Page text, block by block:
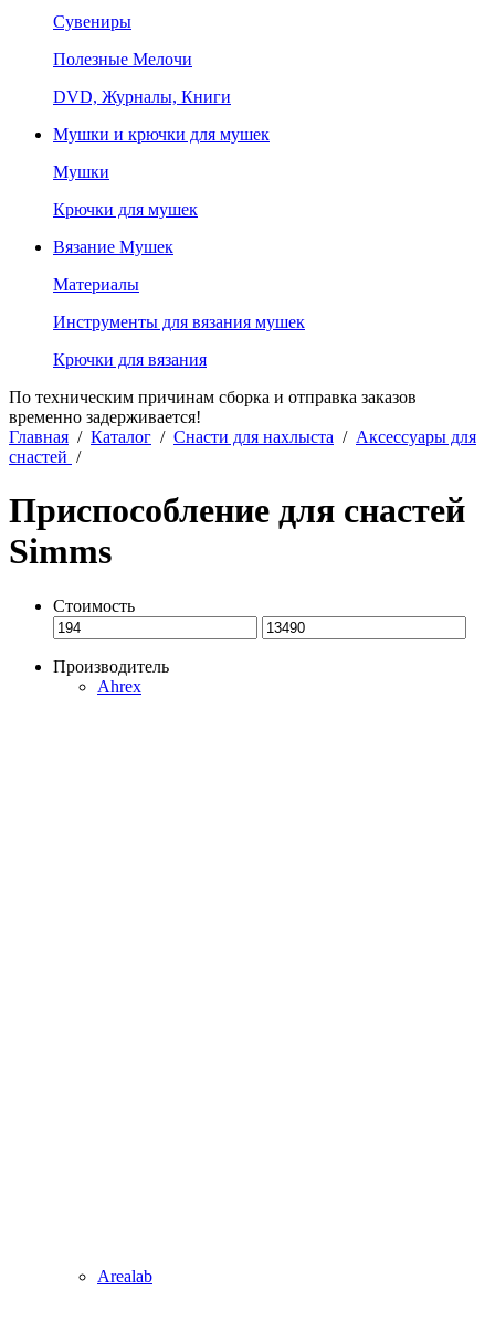
Сувениры
Полезные Мелочи
DVD, Журналы, Книги
Мушки и крючки для мушек
Мушки
Крючки для мушек
Вязание Мушек
Материалы
Инструменты для вязания мушек
Крючки для вязания
По техническим причинам сборка и отправка заказов
временно задерживается!
Главная / Каталог / Снасти для нахлыста / Аксессуары для
снастей /
Приспособление для снастей
Simms
Стоимость
Производитель
Ahrex
Arealab